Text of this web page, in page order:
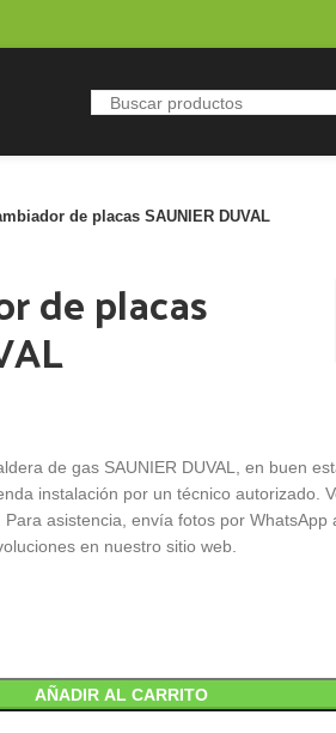
de placas SAUNIER DUVAL
de placas
de gas SAUNIER DUVAL, en buen
instalación por un técnico autorizado.
asistencia, envía fotos por WhatsApp
en nuestro sitio web.
AÑADIR AL CARRITO